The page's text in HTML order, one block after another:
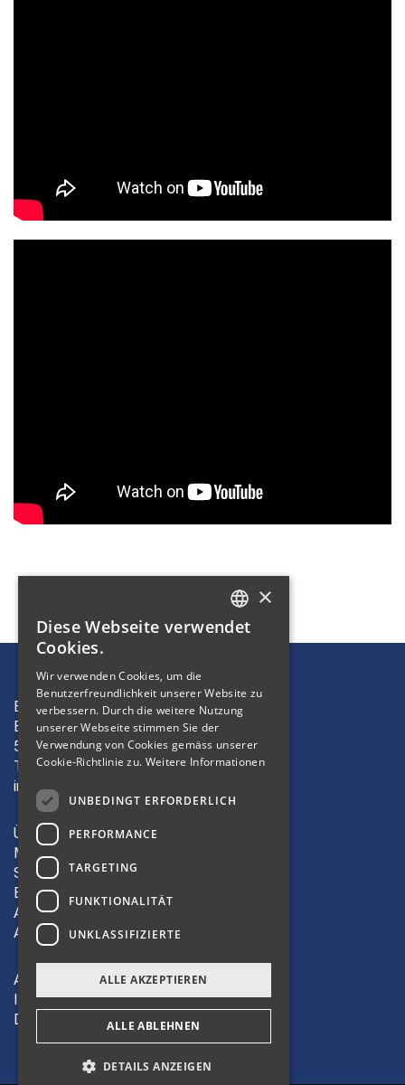
Bibliosuisse
Bleichemattstrasse 42
5000 Aarau
T +41 62 823 19 38
info(at)bibliosuisse.ch
Über uns
Mitglieder
Sektionen
Bildung
Aktivitäten
Angebote
AGB
Impressum
Datenschutz
GERMAN
ITALIAN
×
Diese Webseite verwendet
Cookies.
Wir verwenden Cookies, um die
Benutzerfreundlichkeit unserer Website zu
verbessern. Durch die weitere Nutzung
unserer Webseite stimmen Sie der
Verwendung von Cookies gemäss unserer
Cookie-Richtlinie zu. Weitere Informationen
UNBEDINGT ERFORDERLICH
PERFORMANCE
TARGETING
FUNKTIONALITÄT
UNKLASSIFIZIERTE
ALLE AKZEPTIEREN
ALLE ABLEHNEN
DETAILS ANZEIGEN